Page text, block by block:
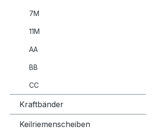
7M
11M
AA
BB
CC
Kraftbänder
Keilriemenscheiben